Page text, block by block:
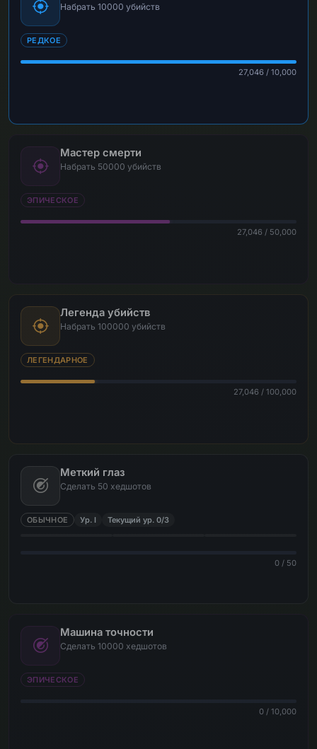
Набрать 10000 убийств
РЕДКОЕ
27,046 / 10,000
Мастер смерти
Набрать 50000 убийств
ЭПИЧЕСКОЕ
27,046 / 50,000
Легенда убийств
Набрать 100000 убийств
ЛЕГЕНДАРНОЕ
27,046 / 100,000
Меткий глаз
Сделать 50 хедшотов
ОБЫЧНОЕ Ур. I Текущий ур. 0/3
0 / 50
Машина точности
Сделать 10000 хедшотов
ЭПИЧЕСКОЕ
0 / 10,000